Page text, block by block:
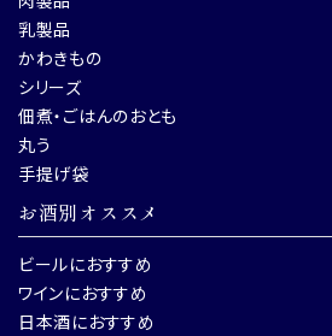
乳製品
かわきもの
シリーズ
佃煮・ごはんのおとも
丸う
手提げ袋
お酒別オススメ
ビールにおすすめ
ワインにおすすめ
日本酒におすすめ